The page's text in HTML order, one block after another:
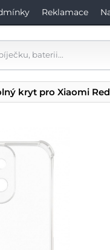
Reklamace
kryt pro Xiaomi